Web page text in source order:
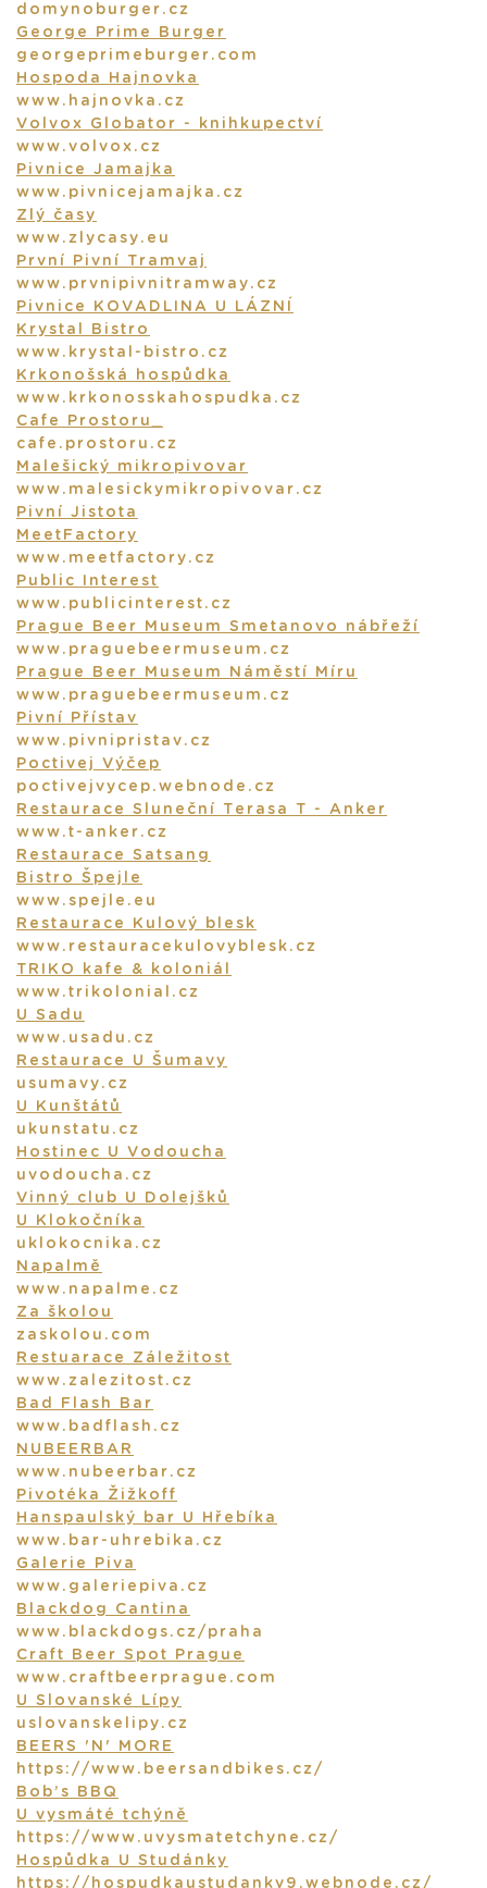
domynoburger.cz
George Prime Burger
georgeprimeburger.com
Hospoda Hajnovka
www.hajnovka.cz
Volvox Globator - knihkupectví
www.volvox.cz
Pivnice Jamajka
www.pivnicejamajka.cz
Zlý časy
www.zlycasy.eu
První Pivní Tramvaj
www.prvnipivnitramway.cz
Pivnice KOVADLINA U LÁZNÍ
Krystal Bistro
www.krystal-bistro.cz
Krkonošská hospůdka
www.krkonosskahospudka.cz
Cafe Prostoru_
cafe.prostoru.cz
Malešický mikropivovar
www.malesickymikropivovar.cz
Pivní Jistota
MeetFactory
www.meetfactory.cz
Public Interest
www.publicinterest.cz
Prague Beer Museum Smetanovo nábřeží
www.praguebeermuseum.cz
Prague Beer Museum Náměstí Míru
www.praguebeermuseum.cz
Pivní Přístav
www.pivnipristav.cz
Poctivej Výčep
poctivejvycep.webnode.cz
Restaurace Sluneční Terasa T - Anker
www.t-anker.cz
Restaurace Satsang
Bistro Špejle
www.spejle.eu
Restaurace Kulový blesk
www.restauracekulovyblesk.cz
TRIKO kafe & koloniál
www.trikolonial.cz
U Sadu
www.usadu.cz
Restaurace U Šumavy
usumavy.cz
U Kunštátů
ukunstatu.cz
Hostinec U Vodoucha
uvodoucha.cz
Vinný club U Dolejšků
U Klokočníka
uklokocnika.cz
Napalmě
www.napalme.cz
Za školou
zaskolou.com
Restuarace Záležitost
www.zalezitost.cz
Bad Flash Bar
www.badflash.cz
NUBEERBAR
www.nubeerbar.cz
Pivotéka Žižkoff
Hanspaulský bar U Hřebíka
www.bar-uhrebika.cz
Galerie Piva
www.galeriepiva.cz
Blackdog Cantina
www.blackdogs.cz/praha
Craft Beer Spot Prague
www.craftbeerprague.com
U Slovanské Lípy
uslovanskelipy.cz
BEERS 'N' MORE
https://www.beersandbikes.cz/
Bob’s BBQ
U vysmáté tchýně
https://www.uvysmatetchyne.cz/
Hospůdka U Studánky
https://hospudkaustudanky9.webnode.cz/